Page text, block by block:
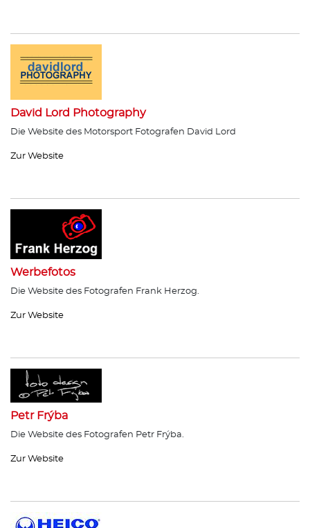
David Lord Photography
Die Website des Motorsport Fotografen David Lord
Zur Website
Werbefotos
Die Website des Fotografen Frank Herzog.
Zur Website
Petr Frýba
Die Website des Fotografen Petr Frýba.
Zur Website